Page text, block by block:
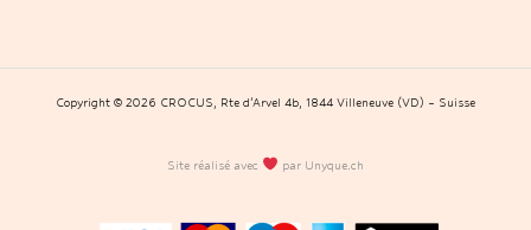
Copyright © 2026 CROCUS, Rte d’Arvel 4b, 1844 Villeneuve (VD) – Suisse
Site réalisé avec par Unyque.ch